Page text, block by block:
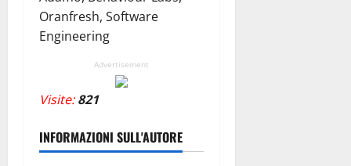
Oranfresh, Software
Engineering
Advertisement
Visite: 821
INFORMAZIONI SULL'AUTORE